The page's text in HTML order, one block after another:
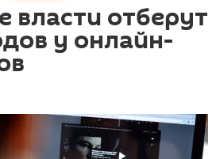
власти отберут
у онлайн-